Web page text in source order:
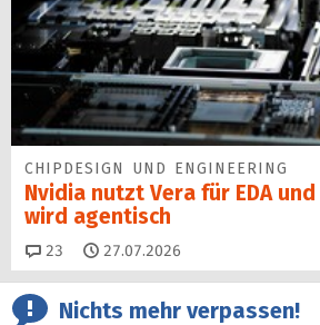
CHIPDESIGN UND ENGINEERING
Nvidia nutzt Vera für EDA und
wird agentisch
23 Kommentare
27.07.2026
Nichts mehr verpassen!